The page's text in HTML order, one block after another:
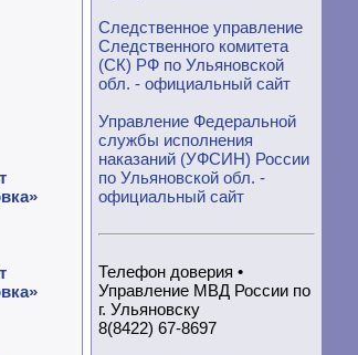
Следственное управление
Следственного комитета
(СК) РФ по Ульяновской
обл. - официальный сайт
Управление Федеральной
службы исполнения
наказаний (УФСИН) России
по Ульяновской обл. -
официальный сайт
Телефон доверия •
Управление МВД России по
г. Ульяновску
8(8422) 67-8697